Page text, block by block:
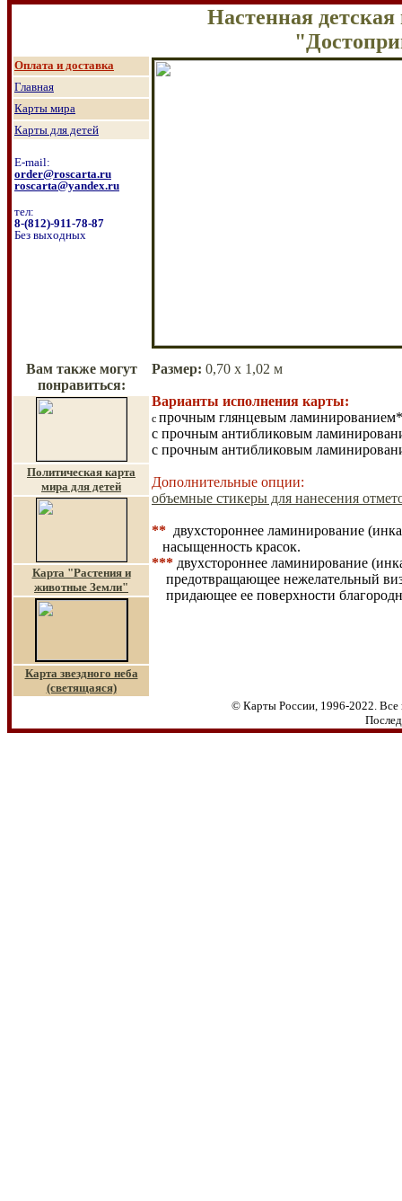
Настенная
Оплата и доставка
Главная
Карты мира
Карты для детей
E-mail:
order@roscarta.ru
roscarta@yandex.ru
тел:
8-(812)-911-78-87
Без выходных
Вам также могут
понравиться:
Размер: 0,70 х 1,02 м
Варианты исполнения карты:
с прочным глянцевым
с прочным антибликовым
с прочным антибликовым
Дополнительные опции:
объемные стикеры для нанесения
** двухстороннее ламинирование
насыщенность красок.
*** двухстороннее ламинирование
предотвращающее нежелательный
придающее ее поверхности
Политическая карта
мира для детей
Карта "Растения и
животные Земли"
Карта звездного неба
(светящаяся)
© Карты России, 1996-2022. Все